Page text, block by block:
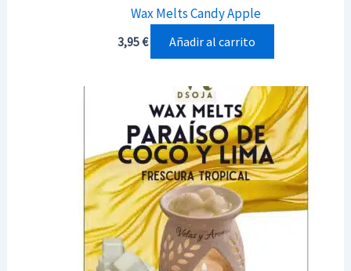
Wax Melts Candy Apple
3,95€ Añadir al carrito